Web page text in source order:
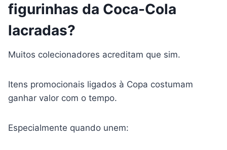
figurinhas da Coca-Cola
lacradas?
Muitos colecionadores acreditam que sim.
Itens promocionais ligados à Copa costumam
ganhar valor com o tempo.
Especialmente quando unem: